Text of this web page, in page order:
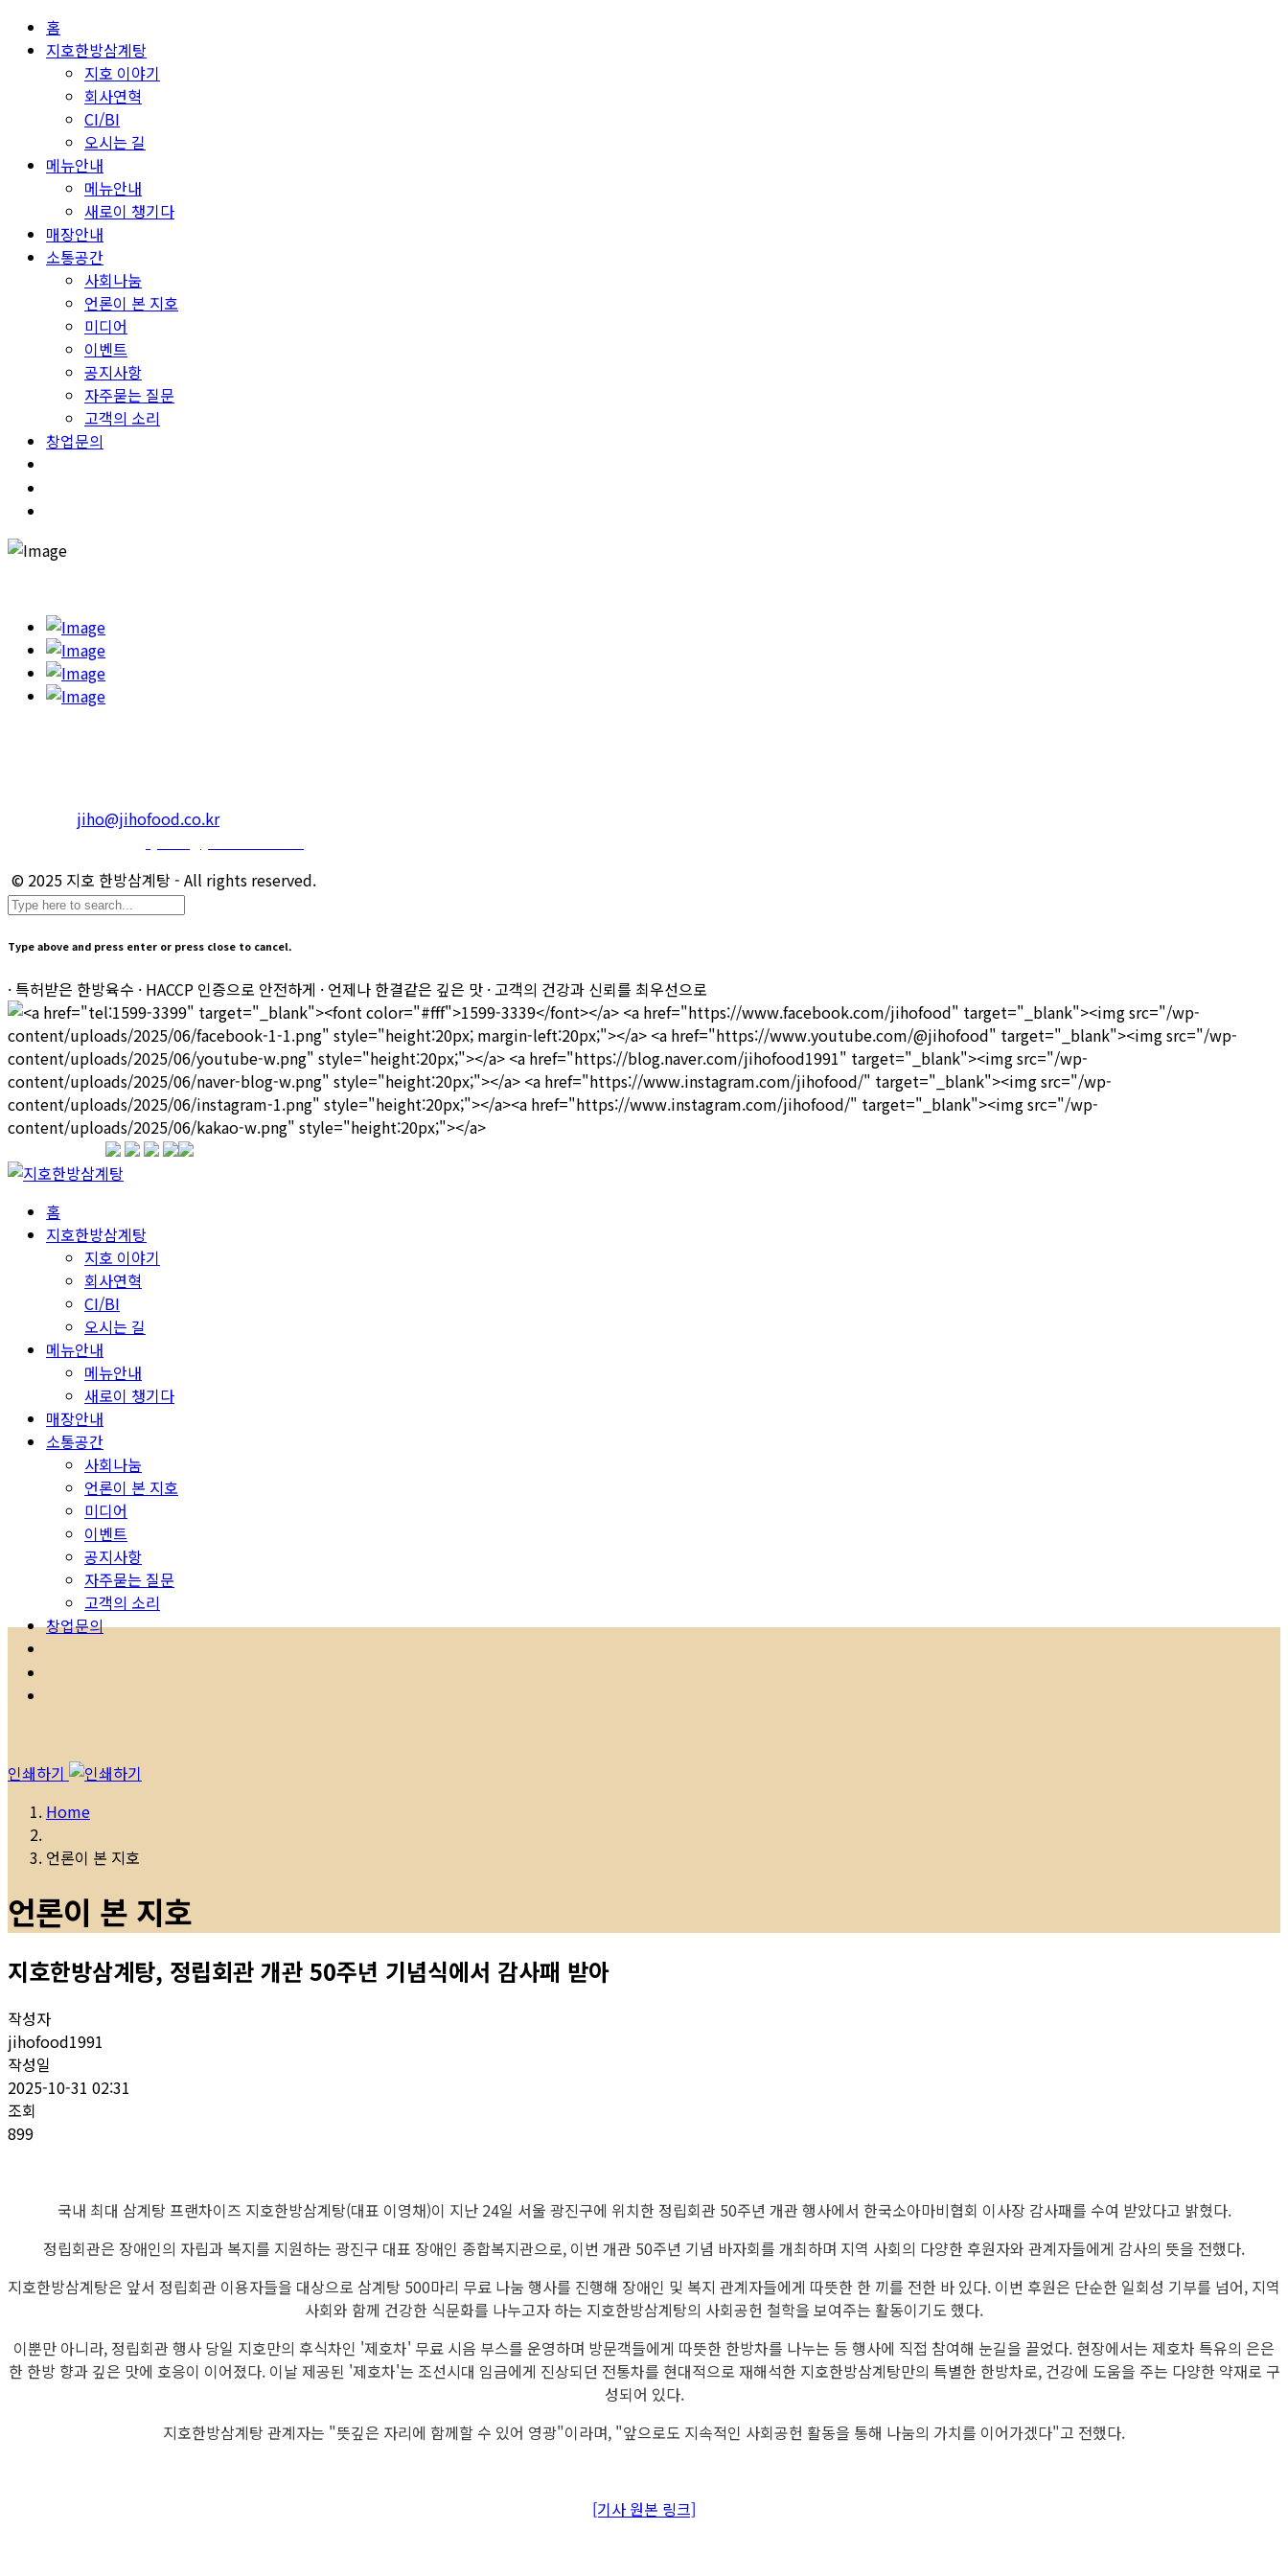
홈
지호한방삼계탕
지호 이야기
회사연혁
CI/BI
오시는 길
메뉴안내
메뉴안내
새로이 챙기다
매장안내
소통공간
사회나눔
언론이 본 지호
미디어
이벤트
공지사항
자주묻는 질문
고객의 소리
창업문의
jiho@jihofood.co.kr
© 2025 지호 한방삼계탕 - All rights reserved.
Type above and press enter or press close to cancel.
· 특허받은 한방육수 · HACCP 인증으로 안전하게 · 언제나 한결같은 깊은 맛 · 고객의 건강과 신뢰를 최우선으로
홈
지호한방삼계탕
지호 이야기
회사연혁
CI/BI
오시는 길
메뉴안내
메뉴안내
새로이 챙기다
매장안내
소통공간
사회나눔
언론이 본 지호
미디어
이벤트
공지사항
자주묻는 질문
고객의 소리
창업문의
인쇄하기
Home
언론이 본 지호
언론이 본 지호
지호한방삼계탕, 정립회관 개관 50주년 기념식에서 감사패 받아
작성자
jihofood1991
작성일
2025-10-31 02:31
조회
899
국내 최대 삼계탕 프랜차이즈 지호한방삼계탕(대표 이영채)이 지난 24일 서울 광진구에 위치한 정립회관 50주년 개관 행사에서 한국소아마비협회 이사장 감사패를 수여 받았다고 밝혔다.
정립회관은 장애인의 자립과 복지를 지원하는 광진구 대표 장애인 종합복지관으로, 이번 개관 50주년 기념 바자회를 개최하며 지역 사회의 다양한 후원자와 관계자들에게 감사의 뜻을 전했다.
지호한방삼계탕은 앞서 정립회관 이용자들을 대상으로 삼계탕 500마리 무료 나눔 행사를 진행해 장애인 및 복지 관계자들에게 따뜻한 한 끼를 전한 바 있다. 이번 후원은 단순한 일회성 기부를 넘어, 지역
사회와 함께 건강한 식문화를 나누고자 하는 지호한방삼계탕의 사회공헌 철학을 보여주는 활동이기도 했다.
이뿐만 아니라, 정립회관 행사 당일 지호만의 후식차인 '제호차' 무료 시음 부스를 운영하며 방문객들에게 따뜻한 한방차를 나누는 등 행사에 직접 참여해 눈길을 끌었다. 현장에서는 제호차 특유의 은은
한 한방 향과 깊은 맛에 호응이 이어졌다. 이날 제공된 '제호차'는 조선시대 임금에게 진상되던 전통차를 현대적으로 재해석한 지호한방삼계탕만의 특별한 한방차로, 건강에 도움을 주는 다양한 약재로 구
성되어 있다.
지호한방삼계탕 관계자는 "뜻깊은 자리에 함께할 수 있어 영광"이라며, "앞으로도 지속적인 사회공헌 활동을 통해 나눔의 가치를 이어가겠다"고 전했다.
[기사 원본 링크]